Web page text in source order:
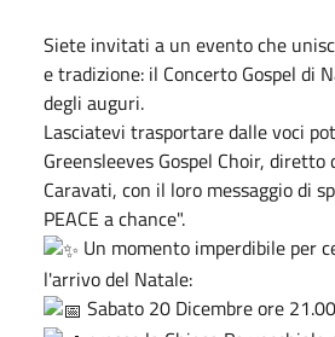
Siete invitati a un evento che
e tradizione: il Concerto Gospel di
degli auguri.
Lasciatevi trasportare dalle voci
Greensleeves Gospel Choir,
Caravati, con il loro messaggio di
PEACE a chance".
Un momento imperdibile per
l'arrivo del Natale:
Sabato 20 Dicembre ore 21.00